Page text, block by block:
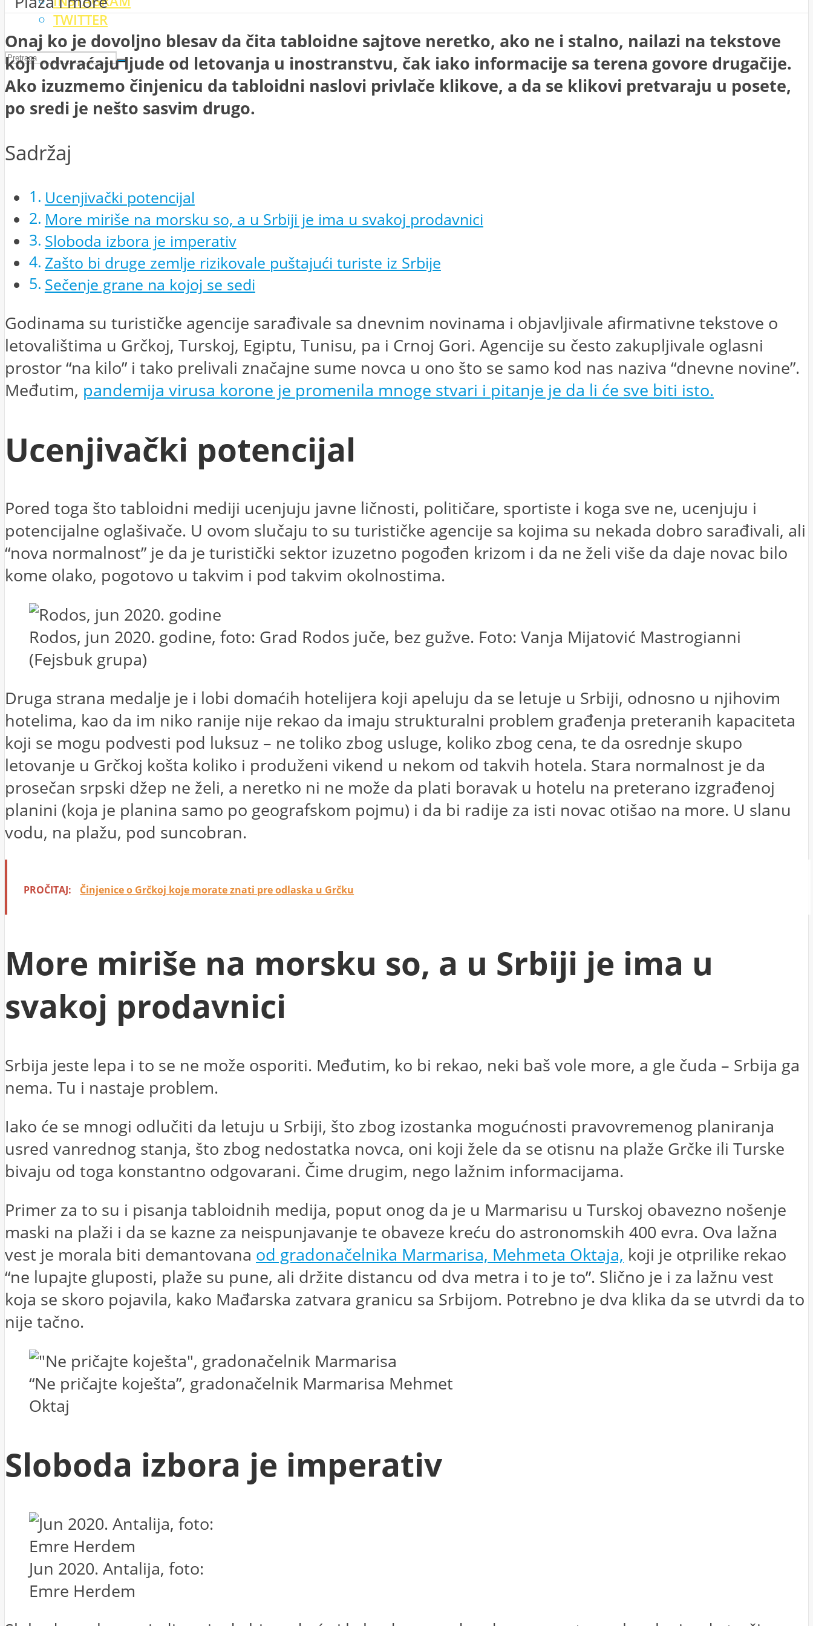
TWITTER
Onaj ko je dovoljno blesav da čita tabloidne sajtove neretko, ako ne i stalno, nailazi na tekstove
koji odvraćaju ljude od letovanja u inostranstvu, čak iako informacije sa terena govore drugačije.
Ako izuzmemo činjenicu da tabloidni naslovi privlače klikove, a da se klikovi pretvaraju u posete,
po sredi je nešto sasvim drugo.
Sadržaj
Ucenjivački potencijal
More miriše na morsku so, a u Srbiji je ima u svakoj prodavnici
Sloboda izbora je imperativ
Zašto bi druge zemlje rizikovale puštajući turiste iz Srbije
Sečenje grane na kojoj se sedi
Godinama su turističke agencije sarađivale sa dnevnim novinama i objavljivale afirmativne tekstove o
letovalištima u Grčkoj, Turskoj, Egiptu, Tunisu, pa i Crnoj Gori. Agencije su često zakupljivale oglasni
prostor “na kilo” i tako prelivali značajne sume novca u ono što se samo kod nas naziva “dnevne novine”.
Međutim, pandemija virusa korone je promenila mnoge stvari i pitanje je da li će sve biti isto.
Ucenjivački potencijal
Pored toga što tabloidni mediji ucenjuju javne ličnosti, političare, sportiste i koga sve ne, ucenjuju i
potencijalne oglašivače. U ovom slučaju to su turističke agencije sa kojima su nekada dobro sarađivali, ali
“nova normalnost” je da je turistički sektor izuzetno pogođen krizom i da ne želi više da daje novac bilo
kome olako, pogotovo u takvim i pod takvim okolnostima.
Rodos, jun 2020. godine, foto: Grad Rodos juče, bez gužve. Foto: Vanja Mijatović Mastrogianni
(Fejsbuk grupa)
Druga strana medalje je i lobi domaćih hotelijera koji apeluju da se letuje u Srbiji, odnosno u njihovim
hotelima, kao da im niko ranije nije rekao da imaju strukturalni problem građenja preteranih kapaciteta
koji se mogu podvesti pod luksuz – ne toliko zbog usluge, koliko zbog cena, te da osrednje skupo
letovanje u Grčkoj košta koliko i produženi vikend u nekom od takvih hotela. Stara normalnost je da
prosečan srpski džep ne želi, a neretko ni ne može da plati boravak u hotelu na preterano izgrađenoj
planini (koja je planina samo po geografskom pojmu) i da bi radije za isti novac otišao na more. U slanu
vodu, na plažu, pod suncobran.
PROČITAJ: Činjenice o Grčkoj koje morate znati pre odlaska u Grčku
More miriše na morsku so, a u Srbiji je ima u
svakoj prodavnici
Srbija jeste lepa i to se ne može osporiti. Međutim, ko bi rekao, neki baš vole more, a gle čuda – Srbija ga
nema. Tu i nastaje problem.
Iako će se mnogi odlučiti da letuju u Srbiji, što zbog izostanka mogućnosti pravovremenog planiranja
usred vanrednog stanja, što zbog nedostatka novca, oni koji žele da se otisnu na plaže Grčke ili Turske
bivaju od toga konstantno odgovarani. Čime drugim, nego lažnim informacijama.
Primer za to su i pisanja tabloidnih medija, poput onog da je u Marmarisu u Turskoj obavezno nošenje
maski na plaži i da se kazne za neispunjavanje te obaveze kreću do astronomskih 400 evra. Ova lažna
vest je morala biti demantovana od gradonačelnika Marmarisa, Mehmeta Oktaja, koji je otprilike rekao
“ne lupajte gluposti, plaže su pune, ali držite distancu od dva metra i to je to”. Slično je i za lažnu vest
koja se skoro pojavila, kako Mađarska zatvara granicu sa Srbijom. Potrebno je dva klika da se utvrdi da to
nije tačno.
“Ne pričajte koješta”, gradonačelnik Marmarisa Mehmet
Oktaj
Sloboda izbora je imperativ
Jun 2020. Antalija, foto:
Emre Herdem